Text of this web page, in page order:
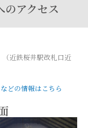
のアクセス
近鉄桜井駅改札口近
どの情報はこちら